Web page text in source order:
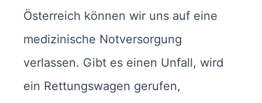
Österreich können wir uns auf eine
medizinische Notversorgung
verlassen. Gibt es einen Unfall, wird
ein Rettungswagen gerufen,